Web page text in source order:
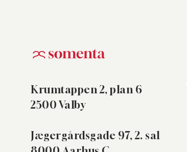
Krumtappen 2, plan 6
2500 Valby
Jægergårdsgade 97, 2. sal